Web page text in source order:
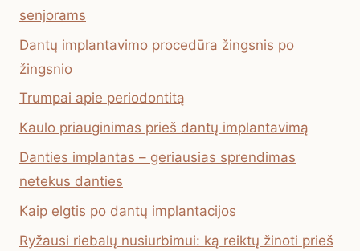
senjorams
Dantų implantavimo procedūra žingsnis po
žingsnio
Trumpai apie periodontitą
Kaulo priauginimas prieš dantų implantavimą
Danties implantas – geriausias sprendimas
netekus danties
Kaip elgtis po dantų implantacijos
Ryžausi riebalų nusiurbimui: ką reiktų žinoti prieš